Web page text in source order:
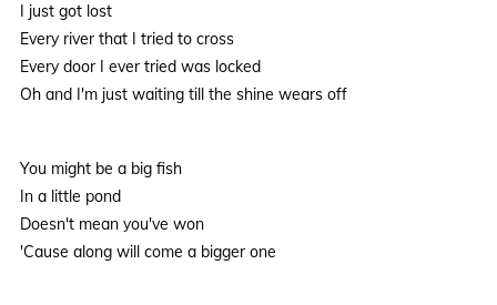
I just got lost
Every river that I tried to cross
Every door I ever tried was locked
Oh and I'm just waiting till the shine wears off
You might be a big fish
In a little pond
Doesn't mean you've won
'Cause along will come a bigger one